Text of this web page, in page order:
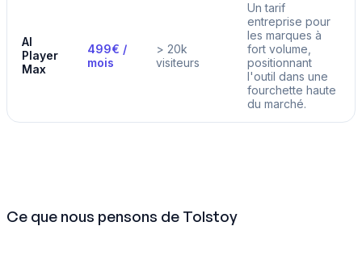
AI
Player
Max
499€ /
mois
> 20k
visiteurs
Un tarif
entreprise pour
les marques à
fort volume,
positionnant
l'outil dans une
fourchette haute
du marché.
Ce que nous pensons de Tolstoy